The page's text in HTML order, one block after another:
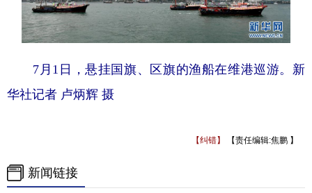
7月1日，悬挂国旗、区旗的渔船在维港巡游。新
华社记者 卢炳辉 摄
【纠错】 【责任编辑:焦鹏 】
新闻链接